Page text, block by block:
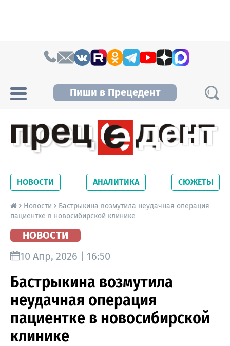
Пиши в Прецедент
Новосибирской области. Читайте свежие
новости на сайте сетевого издания
Precedent.
НОВОСТИ АНАЛИТИКА СЮЖЕТЫ
Новости
Бастрыкина возмутила неудачная операция
пациентке в новосибирской клинике
НОВОСТИ
10 Апр, 2026 | 16:50
Бастрыкина возмутила
неудачная операция
пациентке в новосибирской
клинике